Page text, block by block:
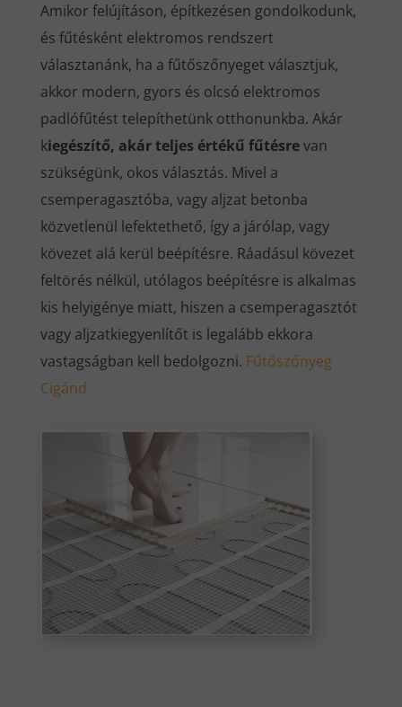
Amikor felújításon, építkezésen gondolkodunk,
és fűtésként elektromos rendszert
választanánk, ha a fűtőszőnyeget választjuk,
akkor modern, gyors és olcsó elektromos
padlófűtést telepíthetünk otthonunkba. Akár
kiegészítő, akár teljes értékű fűtésrevan
szükségünk, okos választás. Mivel a
csemperagasztóba, vagy aljzat betonba
közvetlenül lefektethető, így a járólap, vagy
kövezet alá kerül beépítésre. Ráadásul kövezet
feltörés nélkül, utólagos beépítésre is alkalmas
kis helyigénye miatt, hiszen a csemperagasztót
vagy aljzatkiegyenlítőt is legalább ekkora
vastagságban kell bedolgozni. Fűtőszőnyeg
Cigánd